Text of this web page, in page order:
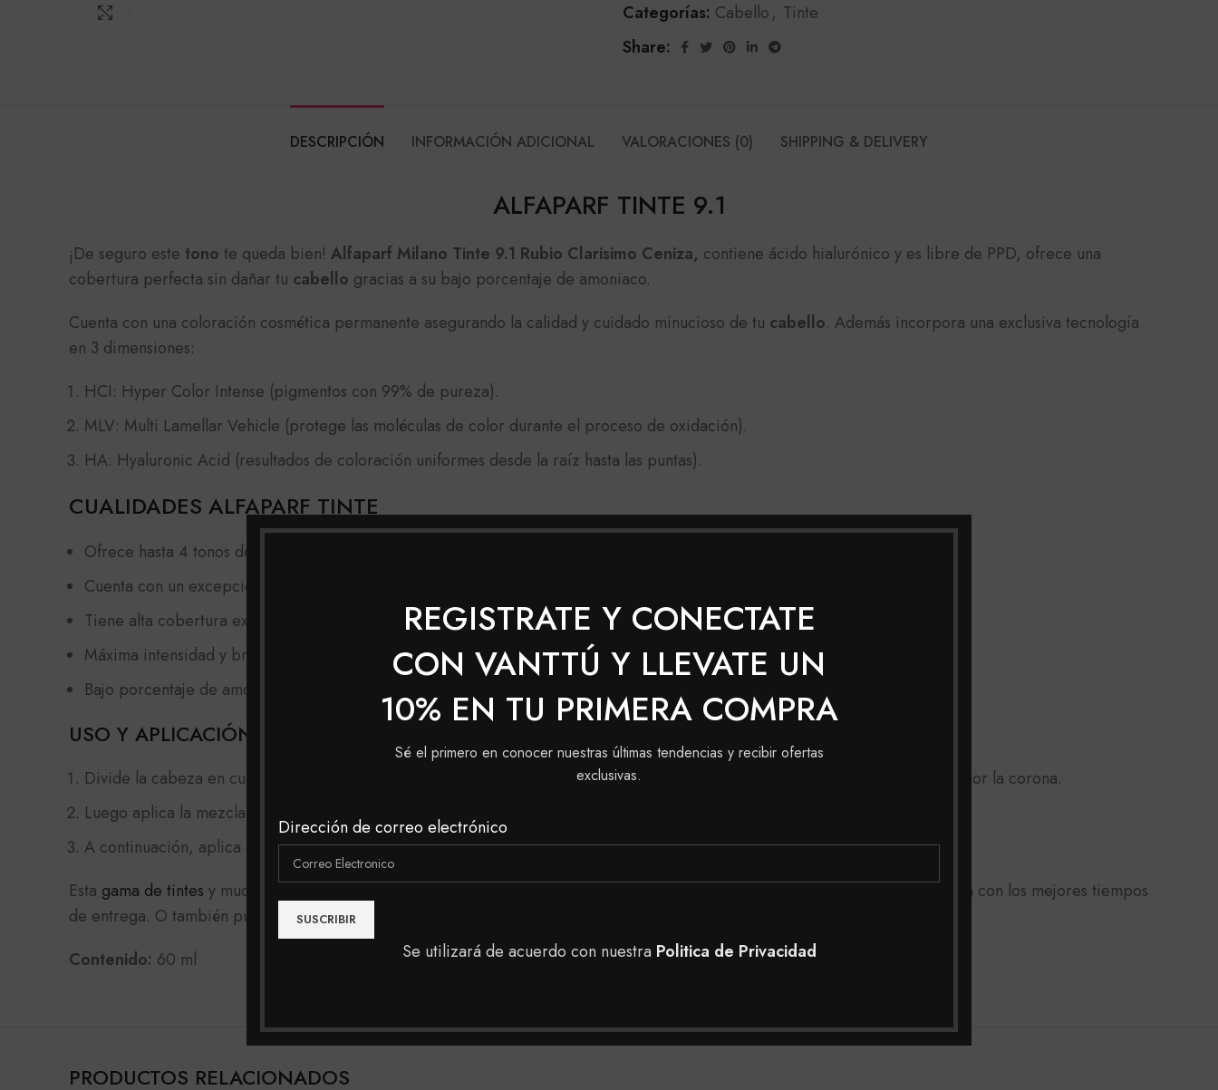
REGISTRATE Y CONECTATE
CON VANTTÚ Y LLEVATE UN
10% EN TU PRIMERA COMPRA
Sé el primero en conocer nuestras últimas tendencias y recibir ofertas
exclusivas.
Dirección de correo electrónico
Se utilizará de acuerdo con nuestra Politica de Privacidad
Categorías: Cabello, Tinte
Share:
DESCRIPCIÓN INFORMACIÓN ADICIONAL VALORACIONES (0) SHIPPING & DELIVERY
ALFAPARF TINTE 9.1
¡De seguro este tono te queda bien! Alfaparf Milano Tinte 9.1 Rubio Clarisimo Ceniza, contiene ácido hialurónico y es libre de PPD, ofrece una
cobertura perfecta sin dañar tu cabello gracias a su bajo porcentaje de amoniaco.
Cuenta con una coloración cosmética permanente asegurando la calidad y cuidado minucioso de tu cabello. Además incorpora una exclusiva tecnología
en 3 dimensiones:
HCI: Hyper Color Intense (pigmentos con 99% de pureza).
MLV: Multi Lamellar Vehicle (protege las moléculas de color durante el proceso de oxidación).
HA: Hyaluronic Acid (resultados de coloración uniformes desde la raíz hasta las puntas).
CUALIDADES ALFAPARF TINTE
Ofrece hasta 4 tonos de aclaración (hasta 5 tonos utilizando la serie platinum).
Cuenta con un excepcional poder de cobertura y duración del color.
Tiene alta cobertura excelente de las canas.
Máxima intensidad y brillo extraordinario.
Bajo porcentaje de amoniaco (máximo 1% en aplicación).
USO Y APLICACIÓN
Divide la cabeza en cuatro partes, una partiendo de una oreja a la otra y desde el centro de la frente hasta la nuca, pasando por la corona.
Luego aplica la mezcla en toda la longitud del largo del cabello y en las puntas (a partir de 1 a 2 cm de las raíces).
A continuación, aplica el color a las raíces y deja actuar durante 35 minutos. procede a enjuagar bien con shampoo.
Esta gama de tintes y muchas más las podrás encontrar en nuestra tienda, puedes realizar tu pedido a domicilio a toda Colombia con los mejores tiempos
de entrega. O también puedes realizar tu compra en nuestras tiendas físicas en Bogotá para tener una mejor asesoría.
Contenido: 60 ml
PRODUCTOS RELACIONADOS